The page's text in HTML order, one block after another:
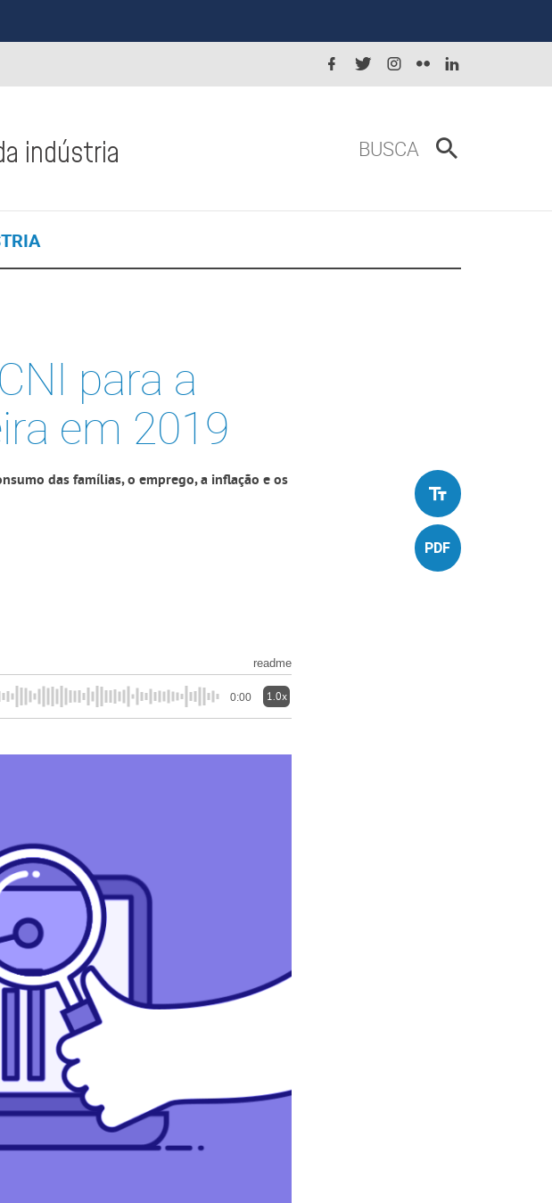
indústria BUSCA
para a
em 2019
das famílias, o emprego, a inflação e os
readme
0:00 1.0x